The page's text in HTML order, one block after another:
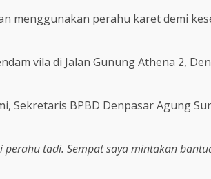
menggunakan perahu karet demi
vila di Jalan Gunung Athena 2,
Sekretaris BPBD Denpasar Agung
perahu tadi. Sempat saya mintakan